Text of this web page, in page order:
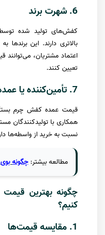
6. شهرت برند
کفش‌های تولید شده توسط
بالاتری دارند. این
اعتماد مشتریان،
تعیین کنند.
7. تأمین‌کننده یا عمده‌فروش
قیمت عمده کفش چرم
همکاری با تولیدکنندگان
نسبت به خرید از واسطه‌ها
مطالعهبیشتر: چگونهبوی
چگونه بهترین
کنیم؟
1. مقایسه قیمت‌ها